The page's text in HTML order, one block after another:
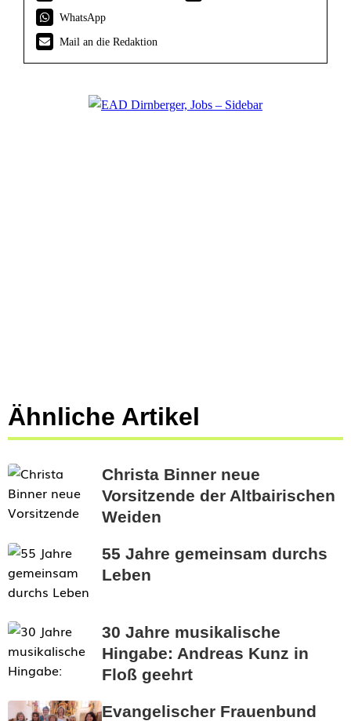
WhatsApp
Mail an die Redaktion
Ähnliche Artikel
Christa Binner neue
Vorsitzende der Altbairischen
Weiden
55 Jahre gemeinsam durchs
Leben
30 Jahre musikalische
Hingabe: Andreas Kunz in
Floß geehrt
Evangelischer Frauenbund